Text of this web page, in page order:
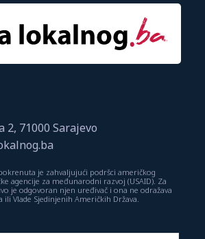
71000 Sarajevo
je zahvaljujući podršci američkog
agencije za međunarodni razvoj (USAID). Za
je odgovoran njen uređivač i ona ne odražava
ili Vlade Sjedinjenih Američkih Država.